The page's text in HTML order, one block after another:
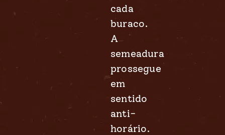
cada
buraco.
A
semeadura
prossegue
em
sentido
anti-
horário.